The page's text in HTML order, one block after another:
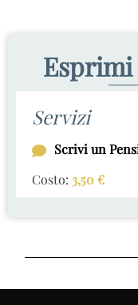
Esprimi
Servizi
Scrivi un
Costo: 3,50€